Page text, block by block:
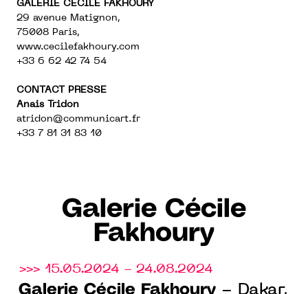
GALERIE CÉCILE FAKHOURY
29 avenue Matignon,
75008 Paris,
www.cecilefakhoury.com
+33 6 62 42 74 54
CONTACT PRESSE
Anais Tridon
atridon@communicart.fr
+33 7 81 31 83 10
Galerie Cécile
Fakhoury
>>> 15.05.2024 - 24.08.2024
Galerie Cécile Fakhoury - Dakar,